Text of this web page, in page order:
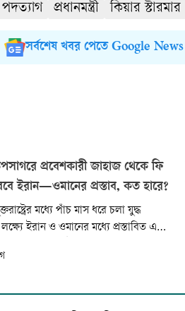
পদত্যাগ প্রধানমন্ত্রী কিয়ার স্টারমার
সর্বশেষ খবর পেতে Google
প্রবেশকারী জাহাজ থেকে ফি
ইরান—ওমানের প্রস্তাব, কত হারে?
মধ্যে পাঁচ মাস ধরে চলা যুদ্ধ
ইরান ও ওমানের মধ্যে প্রস্তাবিত এক
ওপর তেহরানের নিয়ন্ত্রণ প্রতিষ্ঠার
এ তথ্য জানিয়েছেন ইরানের এক জ্যেষ্ঠ